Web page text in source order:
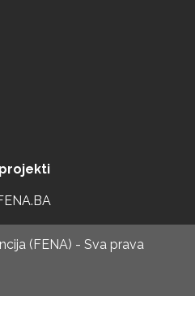
(FENA) - Sva prava